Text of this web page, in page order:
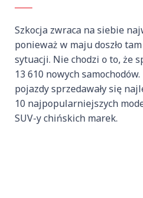
Szkocja zwraca na siebie
ponieważ w maju doszło
sytuacji. Nie chodzi o to, że
13 610 nowych
pojazdy sprzedawały się
10 najpopularniejszych
SUV-y chińskich marek.